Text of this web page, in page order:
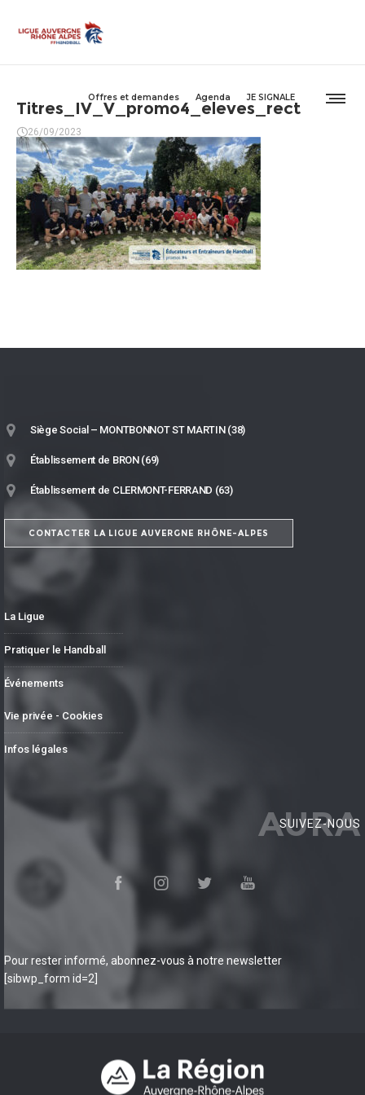
Offres et demandes Agenda JE SIGNALE
Titres_IV_V_promo4_eleves_rect
26/09/2023
Siège Social – MONTBONNOT ST MARTIN (38)
Établissement de BRON (69)
Établissement de CLERMONT-FERRAND (63)
CONTACTER LA LIGUE AUVERGNE RHÔNE-ALPES
La Ligue
Pratiquer le Handball
Événements
Vie privée - Cookies
Infos légales
AURA
SUIVEZ-NOUS
Pour rester informé, abonnez-vous à notre newsletter
[sibwp_form id=2]